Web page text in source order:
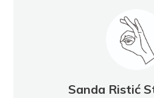
Sanda Ristić